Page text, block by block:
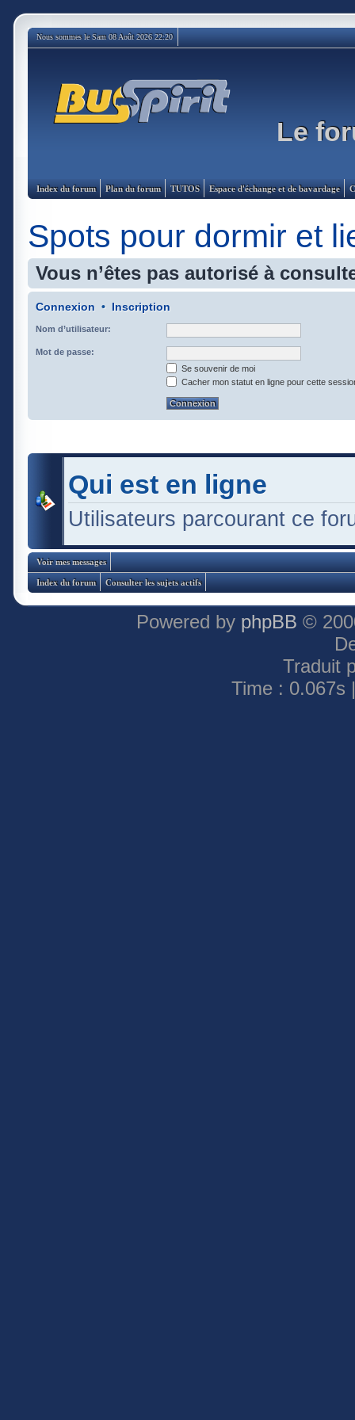
Nous sommes le Sam 08 Août 2026 22:20
Le
Index du forum Plan du forum TUTOS Espace d'échange et de bavardage
Spots pour dormir et
Vous n’êtes pas autorisé à
Connexion • Inscription
Nom d’utilisateur:
Mot de passe:
Se souvenir de moi
Cacher mon statut en ligne pour cette
Qui est en ligne
Utilisateurs parcourant ce
Voir mes messages
Index du forum Consulter les sujets actifs
Powered by phpBB ©
Traduit
Time : 0.067s